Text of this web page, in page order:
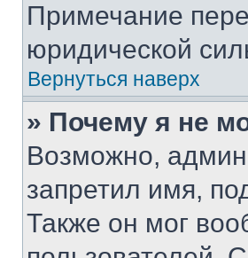
Примечание
юридической
Вернуться наверх
» Почему я не
Возможно,
запретил имя,
Также он мог